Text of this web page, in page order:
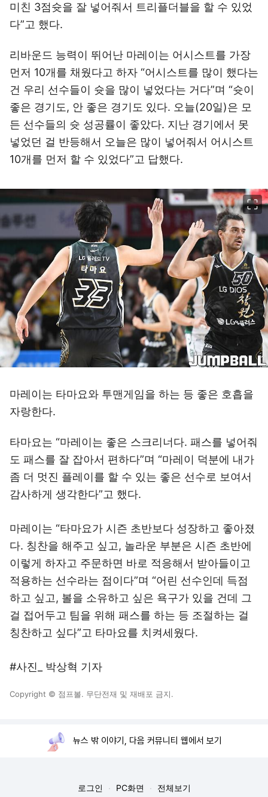
미친 3점슛을 잘 넣어줘서 트리플더블을 할 수 있었
다”고 했다.
리바운드 능력이 뛰어난 마레이는 어시스트를 가장
먼저 10개를 채웠다고 하자 “어시스트를 많이 했다는
건 우리 선수들이 슛을 많이 넣었다는 거다”며 “슛이
좋은 경기도, 안 좋은 경기도 있다. 오늘(20일)은 모
든 선수들의 슛 성공률이 좋았다. 지난 경기에서 못
넣었던 걸 반등해서 오늘은 많이 넣어줘서 어시스트
10개를 먼저 할 수 있었다”고 답했다.
마레이는 타마요와 투맨게임을 하는 등 좋은 호흡을
자랑한다.
타마요는 “마레이는 좋은 스크리너다. 패스를 넣어줘
도 패스를 잘 잡아서 편하다”며 “마레이 덕분에 내가
좀 더 멋진 플레이를 할 수 있는 좋은 선수로 보여서
감사하게 생각한다”고 했다.
마레이는 “타마요가 시즌 초반보다 성장하고 좋아졌
다. 칭찬을 해주고 싶고, 놀라운 부분은 시즌 초반에
이렇게 하자고 주문하면 바로 적응해서 받아들이고
적용하는 선수라는 점이다”며 “어린 선수인데 득점
하고 싶고, 볼을 소유하고 싶은 욕구가 있을 건데 그
걸 접어두고 팀을 위해 패스를 하는 등 조절하는 걸
칭찬하고 싶다”고 타마요를 치켜세웠다.
#사진_ 박상혁 기자
Copyright © 점프볼. 무단전재 및 재배포 금지.
뉴스 밖 이야기, 다음 커뮤니티 웹에서 보기
로그인 PC화면 전체보기